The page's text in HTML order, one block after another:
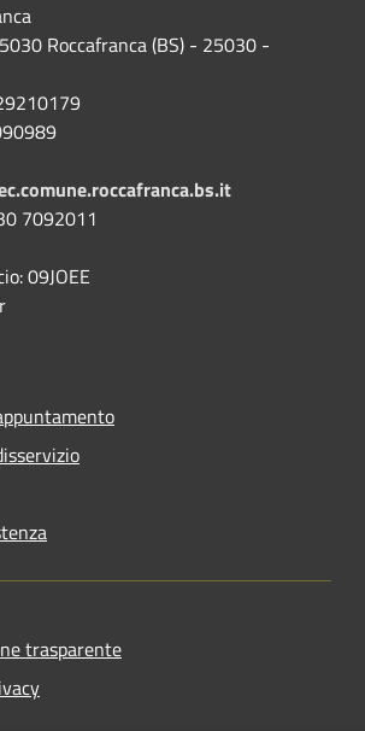
Roccafranca (BS) - 25030 -
7092011
09JOEE
trasparente